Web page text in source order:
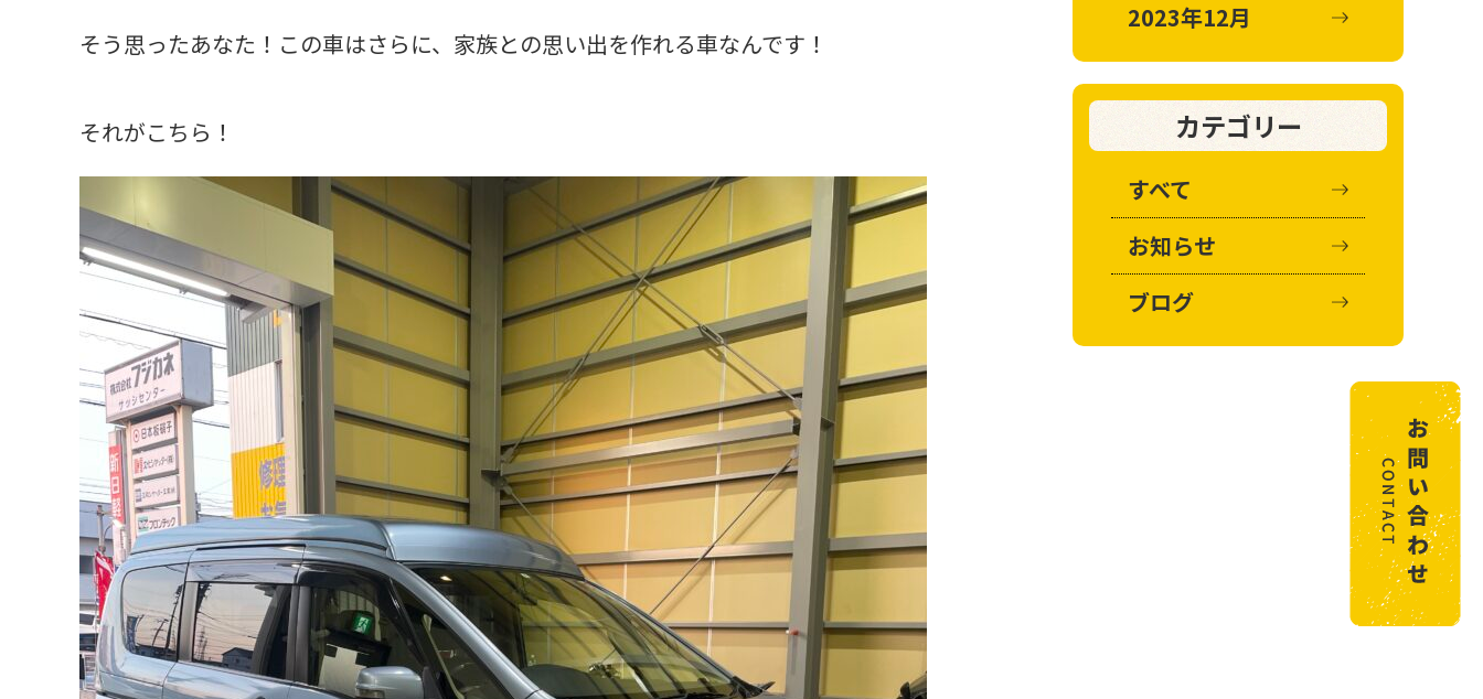
そう思ったあなた！この車はさらに、家族との思い出を作れる車なんです！
それがこちら！
2023年12月
カテゴリー
すべて
お知らせ
ブログ